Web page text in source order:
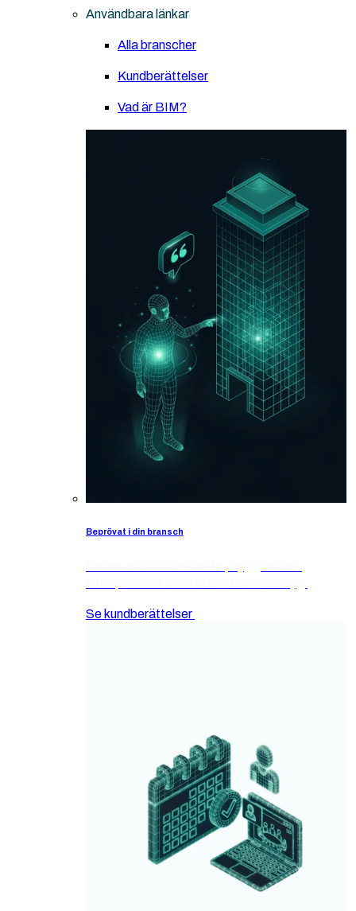
Användbara länkar
Alla branscher
Kundberättelser
Vad är BIM?
Beprövat i din bransch
Se kundberättelser